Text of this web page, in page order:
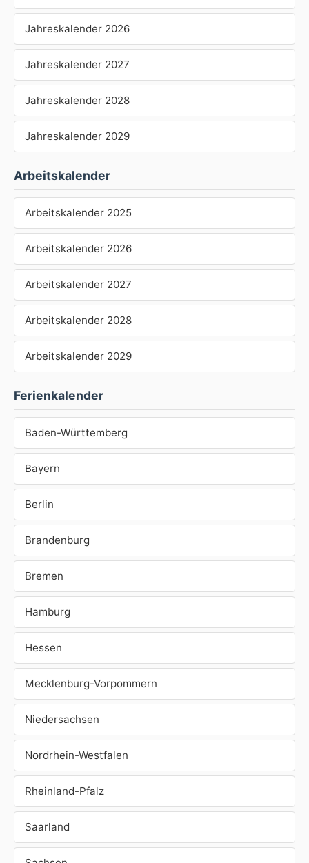
Jahreskalender 2026
Jahreskalender 2027
Jahreskalender 2028
Jahreskalender 2029
Arbeitskalender
Arbeitskalender 2025
Arbeitskalender 2026
Arbeitskalender 2027
Arbeitskalender 2028
Arbeitskalender 2029
Ferienkalender
Baden-Württemberg
Bayern
Berlin
Brandenburg
Bremen
Hamburg
Hessen
Mecklenburg-Vorpommern
Niedersachsen
Nordrhein-Westfalen
Rheinland-Pfalz
Saarland